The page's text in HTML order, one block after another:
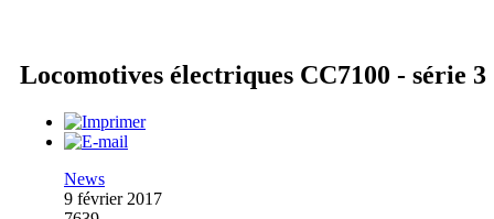
Locomotives électriques CC7100 - série 3
News
9 février 2017